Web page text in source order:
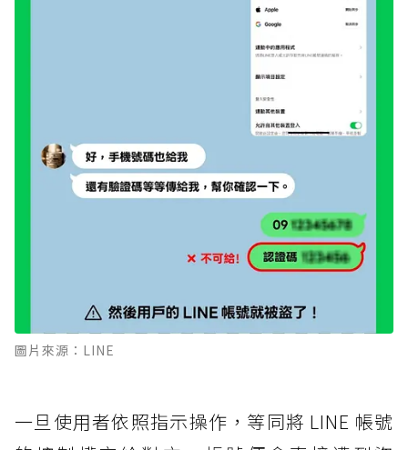
圖片來源：LINE
一旦使用者依照指示操作，等同將 LINE 帳號